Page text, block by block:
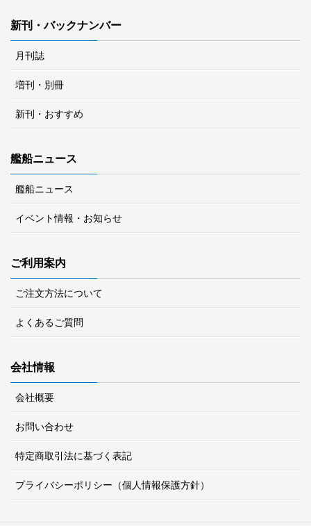
新刊・バックナンバー
月刊誌
増刊・別冊
新刊・おすすめ
艦船ニュース
艦船ニュース
イベント情報・お知らせ
ご利用案内
ご注文方法について
よくあるご質問
会社情報
会社概要
お問い合わせ
特定商取引法に基づく表記
プライバシーポリシー（個人情報保護方針）